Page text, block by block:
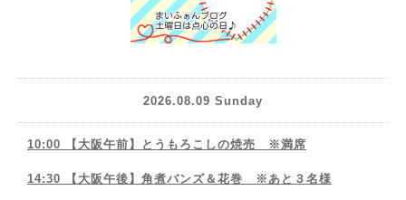
2026.08.09 Sunday
10:00 【大阪午前】とうもろこしの焼売 ※満席
14:30 【大阪午後】角煮バンズ＆花巻 ※あと３名様